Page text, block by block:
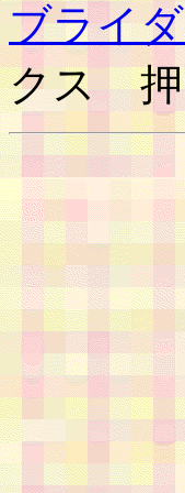
ブライ
クス 押